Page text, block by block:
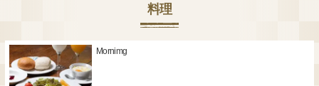
料理
Mornimg